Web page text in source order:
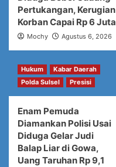
Pertukangan, Kerugian
Korban Capai Rp 6 Juta
Mochy Agustus 6, 2026
Hukum
Kabar Daerah
Polda Sulsel
Presisi
Enam Pemuda
Diamankan Polisi Usai
Diduga Gelar Judi
Balap Liar di Gowa,
Uang Taruhan Rp 9,1